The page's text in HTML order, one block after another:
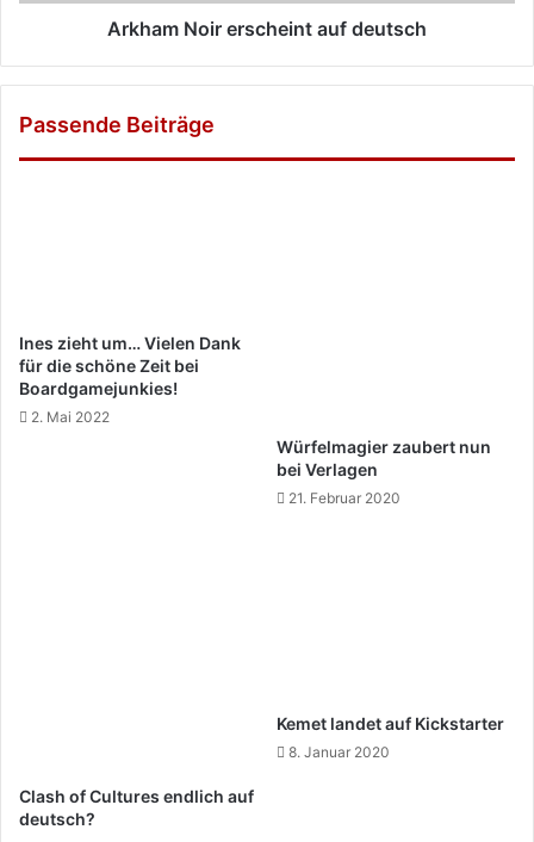
Arkham Noir erscheint auf deutsch
Passende Beiträge
Ines zieht um… Vielen Dank
für die schöne Zeit bei
Boardgamejunkies!
2. Mai 2022
Würfelmagier zaubert nun
bei Verlagen
21. Februar 2020
Clash of Cultures endlich auf
deutsch?
Kemet landet auf Kickstarter
8. Januar 2020